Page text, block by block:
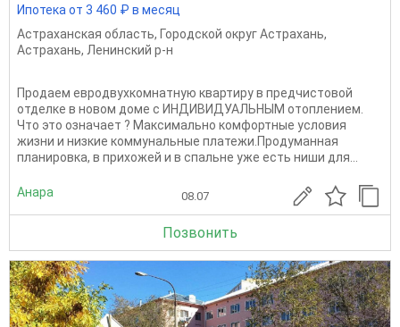
Ипотека от 3 460 ₽ в месяц
Астраханская область, Городской округ Астрахань,
Астрахань, Ленинский р-н
Продаем евродвухкомнатную квартиру в предчистовой
отделке в новом доме с ИНДИВИДУАЛЬНЫМ отоплением.
Что это означает ? Максимально комфортные условия
жизни и низкие коммунальные платежи.Продуманная
планировка, в прихожей и в спальне уже есть ниши для...
Анара 08.07
Позвонить